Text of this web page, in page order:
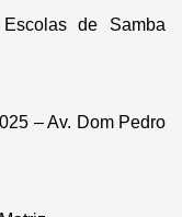
de Samba
– Av. Dom Pedro